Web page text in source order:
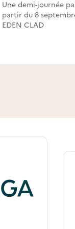
Une demi-journée par semaine à
partir du 8
EDEN CLAD